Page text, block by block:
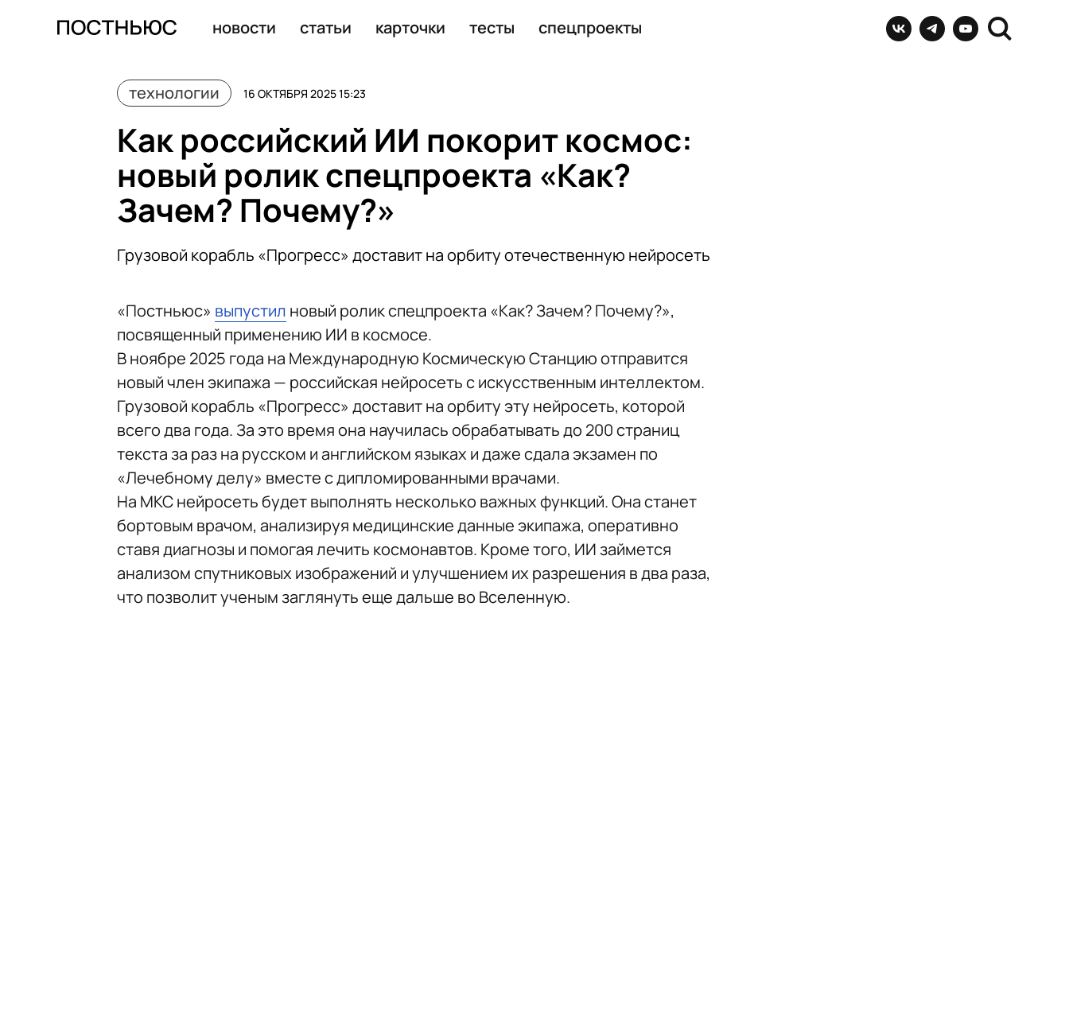
новости статьи карточки тесты спецпроекты
технологии 16 ОКТЯБРЯ 2025 15:23
Как российский ИИ покорит космос:
новый ролик спецпроекта «Как?
Зачем? Почему?»
Грузовой корабль «Прогресс» доставит на орбиту отечественную нейросеть
«Постньюс» выпустил новый ролик спецпроекта «Как? Зачем? Почему?»,
посвященный применению ИИ в космосе.
В ноябре 2025 года на Международную Космическую Станцию отправится
новый член экипажа — российская нейросеть с искусственным интеллектом.
Грузовой корабль «Прогресс» доставит на орбиту эту нейросеть, которой
всего два года. За это время она научилась обрабатывать до 200 страниц
текста за раз на русском и английском языках и даже сдала экзамен по
«Лечебному делу» вместе с дипломированными врачами.
На МКС нейросеть будет выполнять несколько важных функций. Она станет
бортовым врачом, анализируя медицинские данные экипажа, оперативно
ставя диагнозы и помогая лечить космонавтов. Кроме того, ИИ займется
анализом спутниковых изображений и улучшением их разрешения в два раза,
что позволит ученым заглянуть еще дальше во Вселенную.